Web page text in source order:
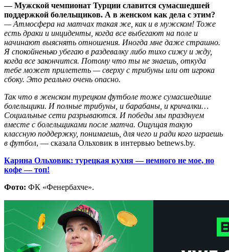
— Мужской чемпионат Турции славится сумасшедшей
поддержкой болельщиков. А в женском как дела с этим?
— Атмосфера на матчах такая же, как и в мужском! Тоже
есть драки и инциденты, когда все выбегают на поле и
начинают выяснять отношения. Иногда мне даже страшно.
Я спокойненько убегаю в раздевалку либо тихо сижу и жду,
когда все закончится. Потому что ты не знаешь, откуда
тебе может прилететь — сверху с трибуны или от игрока
сбоку. Это реально очень опасно.
Так что в женском турецком футболе тоже сумасшедшие
болельщики. И полные трибуны, и барабаны, и кричалки…
Социальные сети разрываются. И победы мы празднуем
вместе с болельщиками после матча. Ощущая такую
классную поддержку, понимаешь, для чего и ради кого играешь
в футбол, — сказала Ольховик в интервью betnews.by.
Карина Ольховик: турецкая кухня — немного не мое, но
кофе — топ!
Фото: ФК «Фенербахче».